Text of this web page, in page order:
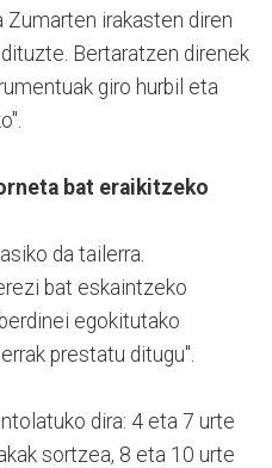
Zumarten irakasten diren
Bertaratzen direnek
giro hurbil eta
bat eraikitzeko
da tailerra.
bat eskaintzeko
egokitutako
prestatu ditugu".
dira: 4 eta 7 urte
sortzea, 8 eta 10 urte